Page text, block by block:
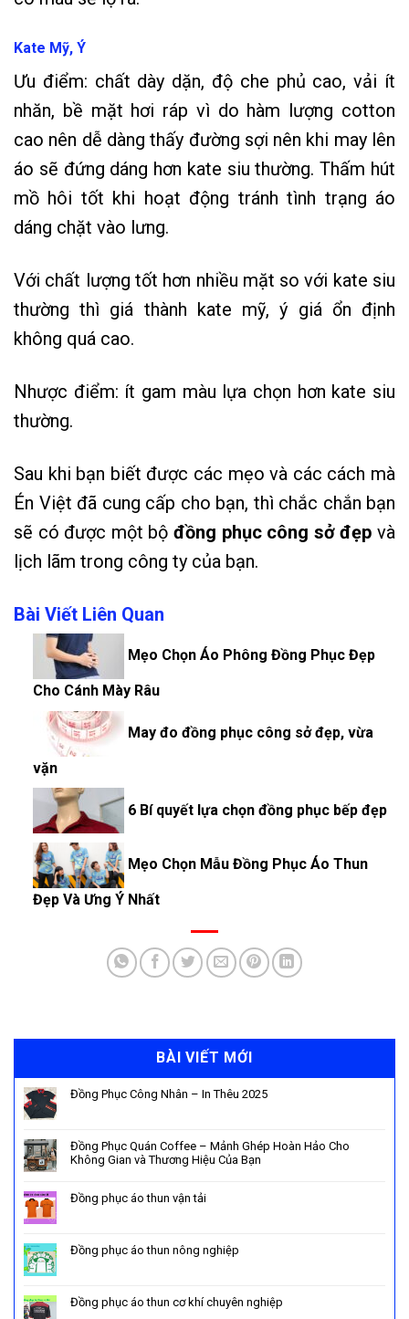
Kate Mỹ, Ý
Ưu điểm: chất dày dặn, độ che phủ cao, vải ít
nhăn, bề mặt hơi ráp vì do hàm lượng cotton
cao nên dễ dàng thấy đường sợi nên khi may lên
áo sẽ đứng dáng hơn kate siu thường. Thấm hút
mồ hôi tốt khi hoạt động tránh tình trạng áo
dáng chặt vào lưng.
Với chất lượng tốt hơn nhiều mặt so với kate siu
thường thì giá thành kate mỹ, ý giá ổn định
không quá cao.
Nhược điểm: ít gam màu lựa chọn hơn kate siu
thường.
Sau khi bạn biết được các mẹo và các cách mà
Én Việt đã cung cấp cho bạn, thì chắc chắn bạn
sẽ có được một bộ đồng phục công sở đẹp và
lịch lãm trong công ty của bạn.
Bài Viết Liên Quan
Mẹo Chọn Áo Phông Đồng Phục Đẹp
Cho Cánh Mày Râu
May đo đồng phục công sở đẹp, vừa
vặn
6 Bí quyết lựa chọn đồng phục bếp đẹp
Mẹo Chọn Mẫu Đồng Phục Áo Thun
Đẹp Và Ưng Ý Nhất
BÀI VIẾT MỚI
Đồng Phục Công Nhân – In Thêu 2025
Đồng Phục Quán Coffee – Mảnh Ghép Hoàn Hảo Cho
Không Gian và Thương Hiệu Của Bạn
Đồng phục áo thun vận tải
Đồng phục áo thun nông nghiệp
Đồng phục áo thun cơ khí chuyên nghiệp